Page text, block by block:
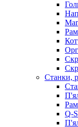
Станки,
Q-